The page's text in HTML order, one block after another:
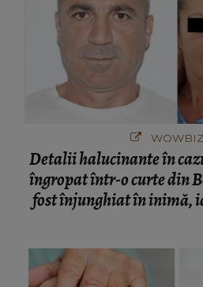
Detalii halucinante în
îngropat într-o curte din
fost înjunghiat în inimă,